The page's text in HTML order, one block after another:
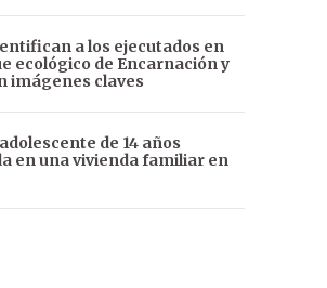
a los ejecutados en
ecológico de Encarnación y
imágenes claves
de 14 años
en una vivienda familiar en